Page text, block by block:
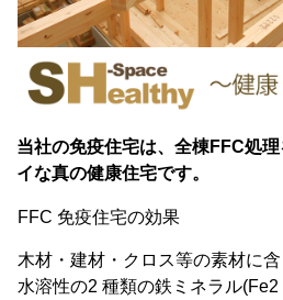
当社の免疫住宅は、全棟FFC処
イな真の健康住宅です。
FFC 免疫住宅の効果
木材・建材・クロス等の素材に含
水溶性の2 種類の鉄ミネラル